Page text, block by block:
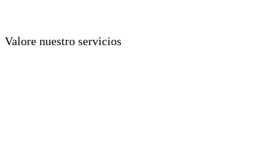
Valore nuestro servicios